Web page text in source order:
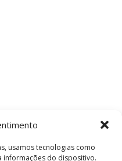
usamos tecnologias como
informações do dispositivo.